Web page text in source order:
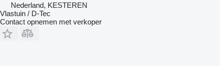
Nederland, KESTEREN
Vlastuin / D-Tec
Contact opnemen met verkoper